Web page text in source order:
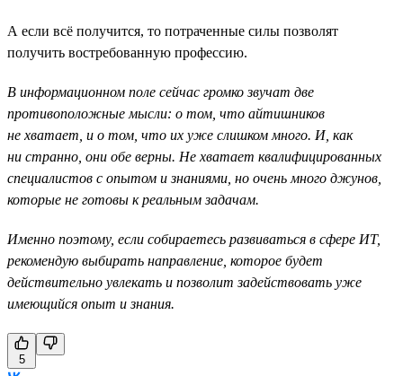
А если всё получится, то потраченные силы позволят
получить востребованную профессию.
В информационном поле сейчас громко звучат две
противоположные мысли: о том, что айтишников
не хватает, и о том, что их уже слишком много. И, как
ни странно, они обе верны. Не хватает квалифицированных
специалистов с опытом и знаниями, но очень много джунов,
которые не готовы к реальным задачам.
Именно поэтому, если собираетесь развиваться в сфере ИТ,
рекомендую выбирать направление, которое будет
действительно увлекать и позволит задействовать уже
имеющийся опыт и знания.
5